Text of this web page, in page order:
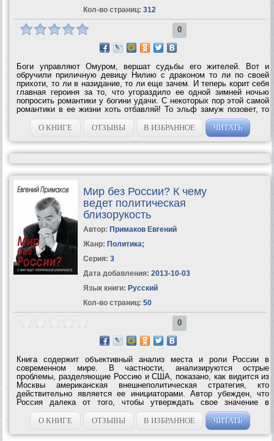
Кол-во страниц: 312
0
Боги управляют Омуром, вершат судьбы его жителей. Вот и
обручили приличную девицу Нилию с драконом то ли по своей
прихоти, то ли в назидание, то ли еще зачем. И теперь корит себя
главная героиня за то, что угораздило ее одной зимней ночью
попросить романтики у богини удачи. С некоторых пор этой самой
романтики в ее жизни хоть отбавляй! То эльф замуж позовет, то
демон в любви признается, то дракон во сне явится, то некромант
на свой...О КНИГЕ ОТЗЫВЫ В ИЗБРАННОЕ ЧИТАТЬ
Мир без России? К чему
ведет политическая
близорукость
Автор: Примаков Евгений
Жанр: Политика;
Серия: 3
Дата добавления: 2013-10-03
Язык книги: Русский
Кол-во страниц: 50
0
Книга содержит объективный анализ места и роли России в
современном мире. В частности, анализируются острые
проблемы, разделяющие Россию и США, показано, как видится из
Москвы американская внешнеполитическая стратегия, кто
действительно является ее инициаторами. Автор убежден, что
Россия далека от того, чтобы утверждать свое значение в
мировых делах через конфронтацию с кем бы то ни было. Однако
лишь политической близорукостью...
О КНИГЕ ОТЗЫВЫ В ИЗБРАННОЕ ЧИТАТЬ